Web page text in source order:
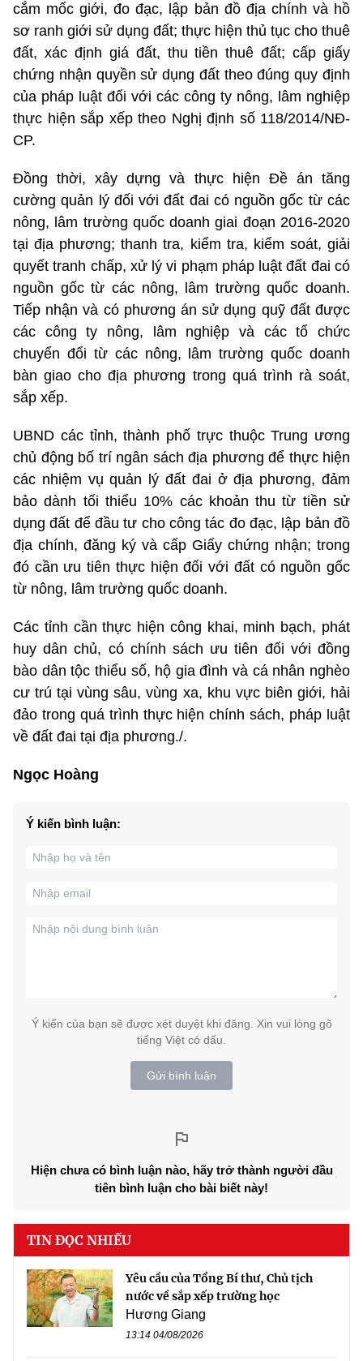
cắm mốc giới, đo đạc, lập bản đồ địa chính và hồ
sơ ranh giới sử dụng đất; thực hiện thủ tục cho thuê
đất, xác định giá đất, thu tiền thuê đất; cấp giấy
chứng nhận quyền sử dụng đất theo đúng quy định
của pháp luật đối với các công ty nông, lâm nghiệp
thực hiện sắp xếp theo Nghị định số 118/2014/NĐ-
CP.
Đồng thời, xây dựng và thực hiện Đề án tăng
cường quản lý đối với đất đai có nguồn gốc từ các
nông, lâm trường quốc doanh giai đoạn 2016-2020
tại địa phương; thanh tra, kiểm tra, kiểm soát, giải
quyết tranh chấp, xử lý vi phạm pháp luật đất đai có
nguồn gốc từ các nông, lâm trường quốc doanh.
Tiếp nhận và có phương án sử dụng quỹ đất được
các công ty nông, lâm nghiệp và các tổ chức
chuyển đổi từ các nông, lâm trường quốc doanh
bàn giao cho địa phương trong quá trình rà soát,
sắp xếp.
UBND các tỉnh, thành phố trực thuộc Trung ương
chủ động bố trí ngân sách địa phương để thực hiện
các nhiệm vụ quản lý đất đai ở địa phương, đảm
bảo dành tối thiểu 10% các khoản thu từ tiền sử
dụng đất để đầu tư cho công tác đo đạc, lập bản đồ
địa chính, đăng ký và cấp Giấy chứng nhận; trong
đó cần ưu tiên thực hiện đối với đất có nguồn gốc
từ nông, lâm trường quốc doanh.
Các tỉnh cần thực hiện công khai, minh bạch, phát
huy dân chủ, có chính sách ưu tiên đối với đồng
bào dân tộc thiểu số, hộ gia đình và cá nhân nghèo
cư trú tại vùng sâu, vùng xa, khu vực biên giới, hải
đảo trong quá trình thực hiện chính sách, pháp luật
về đất đai tại địa phương./.
Ngọc Hoàng
Ý kiến bình luận:
Ý kiến của bạn sẽ được xét duyệt khi đăng. Xin vui lòng gõ
tiếng Việt có dấu.
Gửi bình luận
Hiện chưa có bình luận nào, hãy trở thành người đầu
tiên bình luận cho bài biết này!
TIN ĐỌC NHIỀU
Yêu cầu của Tổng Bí thư, Chủ tịch
nước về sắp xếp trường học
Hương Giang
13:14 04/08/2026